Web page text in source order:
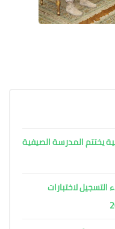
يختتم المدرسة الصيفية
التسجيل لاختبارات